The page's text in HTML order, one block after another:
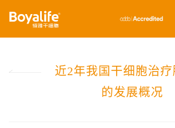
首页 什么是干细胞
前沿动态
近2年我国干细胞治疗脑卒中的发展概况
近2年我国干细胞治疗
的发展概况